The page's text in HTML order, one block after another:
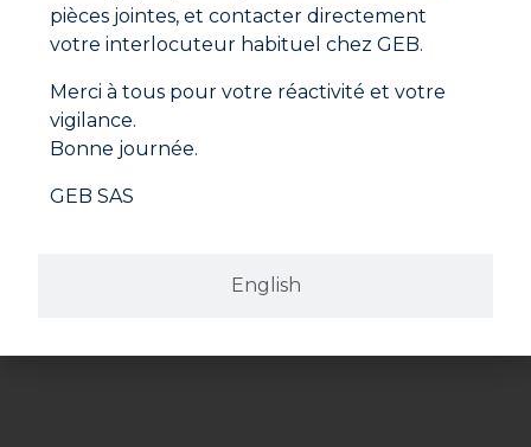
En cliquant sur "S'inscrire", vous confirmez que vous
acceptez nos Conditions Générales d'Utilisation.
S'inscrire
English
pièces jointes, et contacter directement
votre interlocuteur habituel chez GEB.
Merci à tous pour votre réactivité et votre
vigilance.
Bonne journée.
GEB SAS